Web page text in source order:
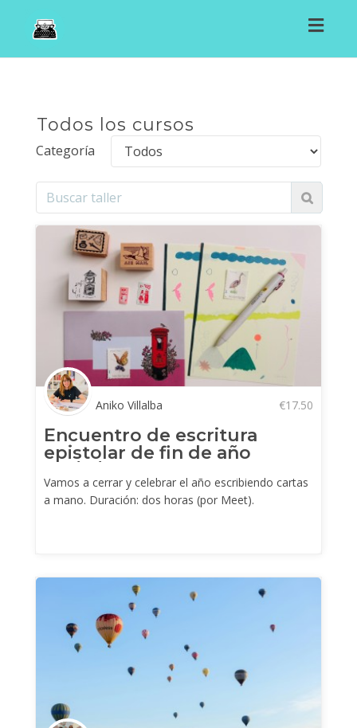
Todos los cursos
Categoría
Aniko Villalba €17.50
Encuentro de escritura
epistolar de fin de año
Vamos a cerrar y celebrar el año escribiendo cartas
a mano. Duración: dos horas (por Meet).